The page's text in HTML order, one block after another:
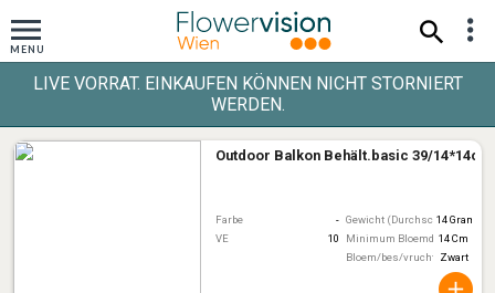
LIVE VORRAT. EINKAUFEN KÖNNEN NICHT STORNIERT
WERDEN.
Outdoor Balkon Behält.basic 39/14*14cm
Farbe - Gewicht (Durchschnitt)
14 Gram
VE
10 Minimum Bloemdiameter
14 Cm
Bloem/bes/vruchtkleur
Zwart